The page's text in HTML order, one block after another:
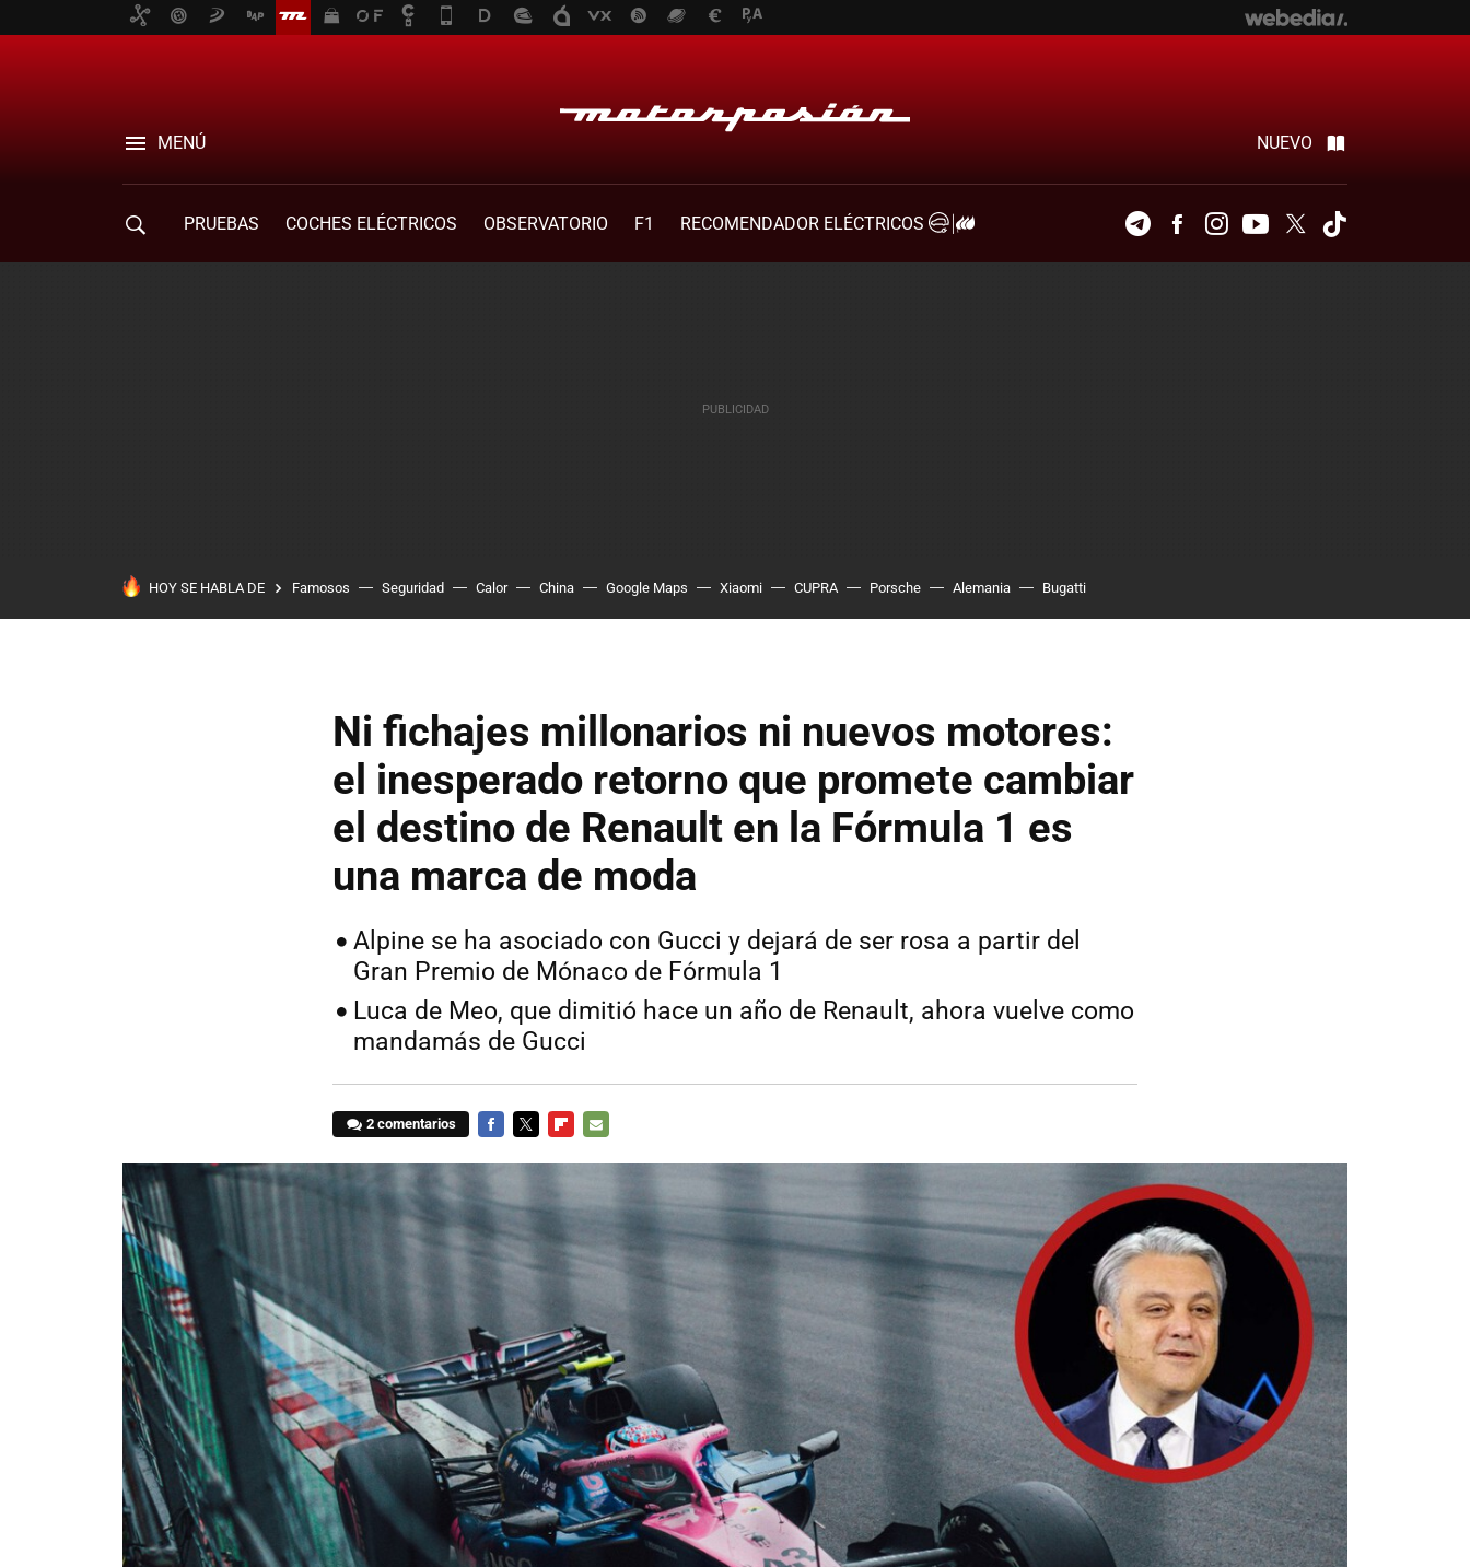
MENÚ NUEVO
PRUEBAS COCHES ELÉCTRICOS OBSERVATORIO F1
RECOMENDADOR ELÉCTRICOS
TelegramFacebookInstagramYoutubeTwitter
HOY SE HABLA DE Famosos Seguridad Calor China Google Maps Xiaomi CUPRA Porsche Alemania Bugatti
Ni fichajes millonarios ni nuevos motores:
el inesperado retorno que promete cambiar
el destino de Renault en la Fórmula 1 es
una marca de moda
Alpine se ha asociado con Gucci y dejará de ser rosa a partir del
Gran Premio de Mónaco de Fórmula 1
Luca de Meo, que dimitió hace un año de Renault, ahora vuelve como
mandamás de Gucci
2 comentarios